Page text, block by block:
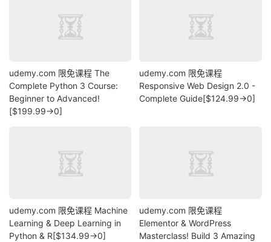
udemy.com 限免课程 The
Complete Python 3 Course:
Beginner to Advanced!
[$199.99→0]
udemy.com 限免课程
Responsive Web Design 2.0 -
Complete Guide[$124.99→0]
udemy.com 限免课程 Machine
Learning & Deep Learning in
Python & R[$134.99→0]
udemy.com 限免课程
Elementor & WordPress
Masterclass! Build 3 Amazing